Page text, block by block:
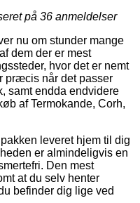
på 36 anmeldelser
nu om stunder mange
dem der er mest
hvor det er nemt
præcis når det passer
samt endda endvidere
af Termokande, Corh,
leveret hjem til dig
er almindeligvis en
Den mest
at du selv henter
befinder dig lige ved